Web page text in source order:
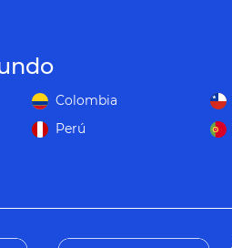
Colombia
Perú